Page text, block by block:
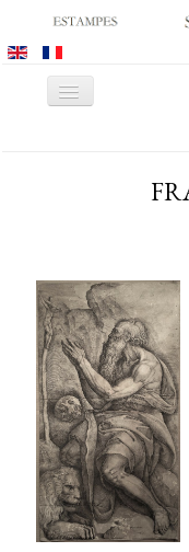
Basculer
GALERIE
ESTAMPES
ESTAMPES
ARCHIVES
ACHATS
CONTACT